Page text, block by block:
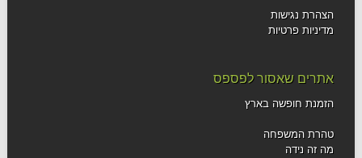
הצהרת נגישות
מדיניות פרטיות
אתרים שאסור לפספס
הזמנת חופשה בארץ
טהרת המשפחה
מה זה נידה